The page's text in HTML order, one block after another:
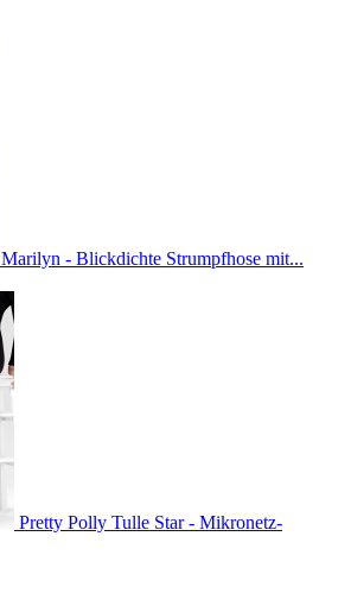
Marilyn - Blickdichte Strumpfhose mit...
Pretty Polly Tulle Star - Mikronetz-